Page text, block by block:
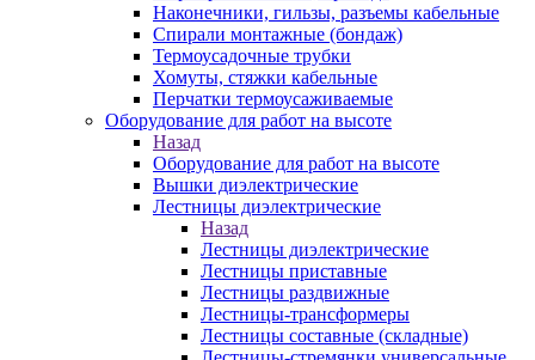
Наконечники, гильзы, разъемы кабельные
Спирали монтажные (бондаж)
Термоусадочные трубки
Хомуты, стяжки кабельные
Перчатки термоусаживаемые
Оборудование для работ на высоте
Назад
Оборудование для работ на высоте
Вышки диэлектрические
Лестницы диэлектрические
Назад
Лестницы диэлектрические
Лестницы приставные
Лестницы раздвижные
Лестницы-трансформеры
Лестницы составные (складные)